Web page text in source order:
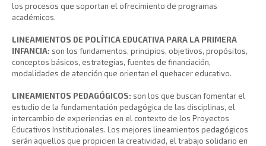
los procesos que soportan el ofrecimiento de programas
académicos.
LINEAMIENTOS DE POLÍTICA EDUCATIVA PARA LA PRIMERA
INFANCIA: son los fundamentos, principios, objetivos, propósitos,
conceptos básicos, estrategias, fuentes de financiación,
modalidades de atención que orientan el quehacer educativo.
LINEAMIENTOS PEDAGÓGICOS: son los que buscan fomentar el
estudio de la fundamentación pedagógica de las disciplinas, el
intercambio de experiencias en el contexto de los Proyectos
Educativos Institucionales. Los mejores lineamientos pedagógicos
serán aquellos que propicien la creatividad, el trabajo solidario en